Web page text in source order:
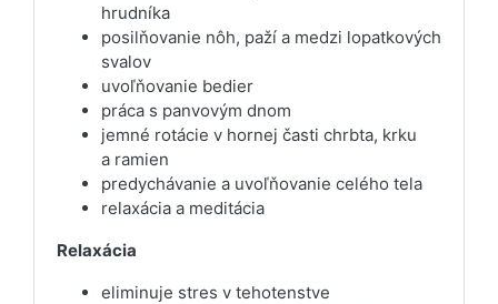
hrudníka
posilňovanie nôh, paží a medzi lopatkových
svalov
uvoľňovanie bedier
práca s panvovým dnom
jemné rotácie v hornej časti chrbta, krku
a ramien
predychávanie a uvoľňovanie celého tela
relaxácia a meditácia
Relaxácia
eliminuje stres v tehotenstve